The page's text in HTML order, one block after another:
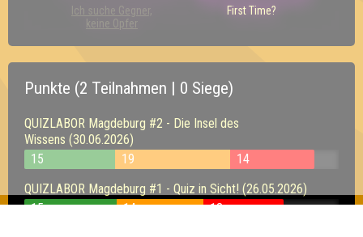
Ich suche Gegner,
keine Opfer
First Time?
Punkte (2 Teilnahmen | 0 Siege)
QUIZLABOR Magdeburg #2 - Die Insel des
Wissens (30.06.2026)
15
19
14
QUIZLABOR Magdeburg #1 - Quiz in Sicht! (26.05.2026)
15
14 13